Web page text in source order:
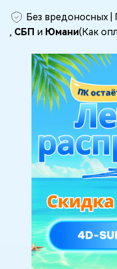
Без вредоносных |
, СБП и Юмани(Как